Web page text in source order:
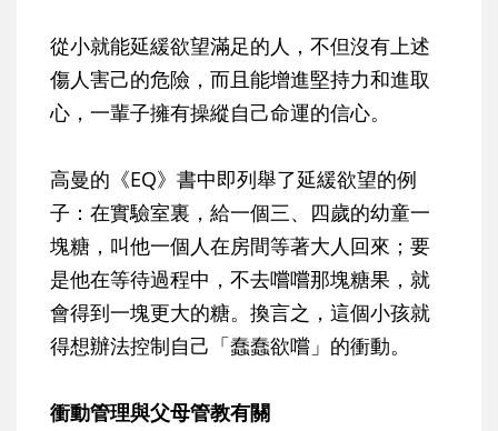
從小就能延緩欲望滿足的人，不但沒有上述
傷人害己的危險，而且能增進堅持力和進取
心，一輩子擁有操縱自己命運的信心。
高曼的《EQ》書中即列舉了延緩欲望的例
子：在實驗室裏，給一個三、四歲的幼童一
塊糖，叫他一個人在房間等著大人回來；要
是他在等待過程中，不去嚐嚐那塊糖果，就
會得到一塊更大的糖。換言之，這個小孩就
得想辦法控制自己「蠢蠢欲嚐」的衝動。
衝動管理與父母管教有關